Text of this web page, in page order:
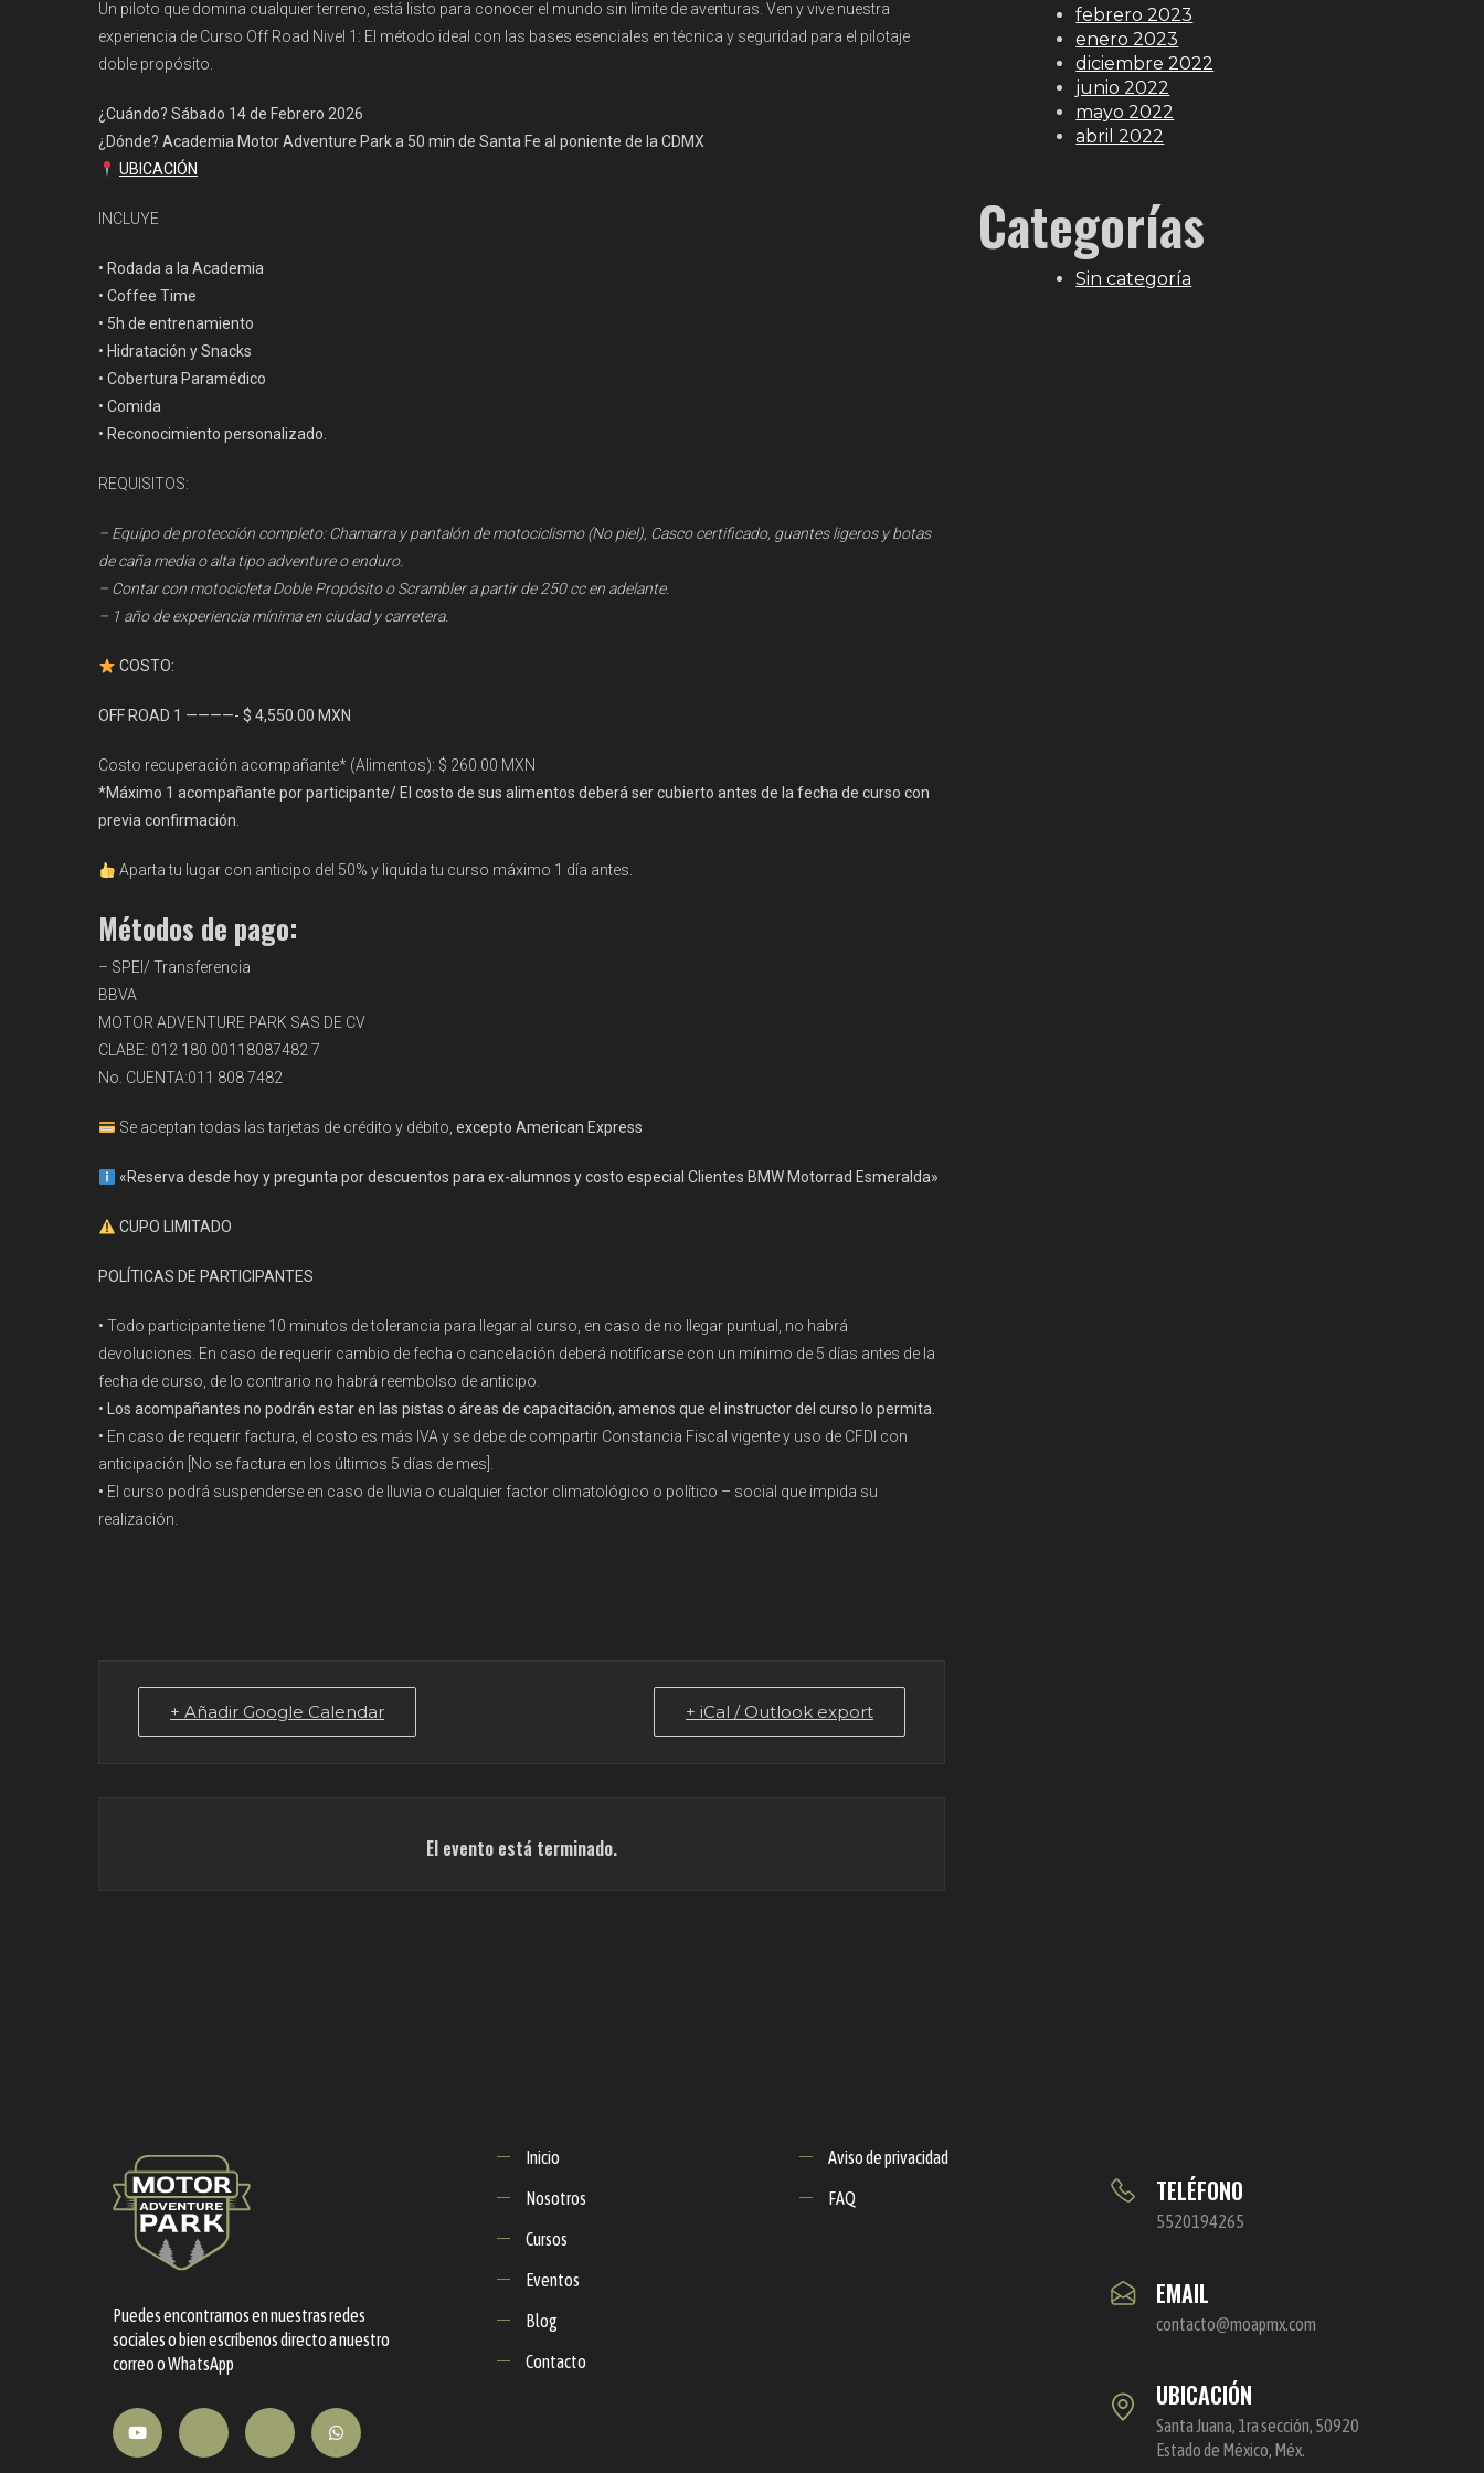
Un piloto que domina cualquier terreno, está listo para conocer el mundo sin límite de aventuras. Ven y vive nuestra
experiencia de Curso Off Road Nivel 1: El método ideal con las bases esenciales en técnica y seguridad para el pilotaje
doble propósito.
¿Cuándo? Sábado 14 de Febrero 2026
¿Dónde? Academia Motor Adventure Park a 50 min de Santa Fe al poniente de la CDMX
UBICACIÓN
INCLUYE
• Rodada a la Academia
• Coffee Time
• 5h de entrenamiento
• Hidratación y Snacks
• Cobertura Paramédico
• Comida
• Reconocimiento personalizado.
REQUISITOS:
– Equipo de protección completo: Chamarra y pantalón de motociclismo (No piel), Casco certificado, guantes ligeros y botas
de caña media o alta tipo adventure o enduro.
– Contar con motocicleta Doble Propósito o Scrambler a partir de 250 cc en adelante.
– 1 año de experiencia mínima en ciudad y carretera.
COSTO:
OFF ROAD 1 ————- $ 4,550.00 MXN
Costo recuperación acompañante* (Alimentos): $ 260.00 MXN
*Máximo 1 acompañante por participante/ El costo de sus alimentos deberá ser cubierto antes de la fecha de curso con
previa confirmación.
Aparta tu lugar con anticipo del 50% y liquida tu curso máximo 1 día antes.
Métodos de pago:
– SPEI/ Transferencia
BBVA
MOTOR ADVENTURE PARK SAS DE CV
CLABE: 012 180 00118087482 7
No. CUENTA:011 808 7482
Se aceptan todas las tarjetas de crédito y débito, excepto American Express
«Reserva desde hoy y pregunta por descuentos para ex-alumnos y costo especial Clientes BMW Motorrad Esmeralda»
CUPO LIMITADO
POLÍTICAS DE PARTICIPANTES
• Todo participante tiene 10 minutos de tolerancia para llegar al curso, en caso de no llegar puntual, no habrá
devoluciones. En caso de requerir cambio de fecha o cancelación deberá notificarse con un mínimo de 5 días antes de la
fecha de curso, de lo contrario no habrá reembolso de anticipo.
• Los acompañantes no podrán estar en las pistas o áreas de capacitación, amenos que el instructor del curso lo permita.
• En caso de requerir factura, el costo es más IVA y se debe de compartir Constancia Fiscal vigente y uso de CFDI con
anticipación [No se factura en los últimos 5 días de mes].
• El curso podrá suspenderse en caso de lluvia o cualquier factor climatológico o político – social que impida su
realización.
+ Añadir Google Calendar + iCal / Outlook export
El evento está terminado.
febrero 2023
enero 2023
diciembre 2022
junio 2022
mayo 2022
abril 2022
Categorías
Sin categoría
Puedes encontrarnos en nuestras redes
sociales o bien escríbenos directo a nuestro
correo o WhatsApp
Inicio
Nosotros
Cursos
Eventos
Blog
Contacto
Aviso de privacidad
FAQ TELÉFONO
5520194265
EMAIL
contacto@moapmx.com
UBICACIÓN
Santa Juana, 1ra sección, 50920
Estado de México, Méx.